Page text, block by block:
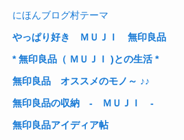
にほんブログ村テーマ
やっぱり好き ＭＵＪＩ 無印良品
* 無印良品（ ＭＵＪＩ )との生活 *
無印良品 オススメのモノ～ ♪♪
無印良品の収納 - ＭＵＪＩ -
無印良品アイディア帖